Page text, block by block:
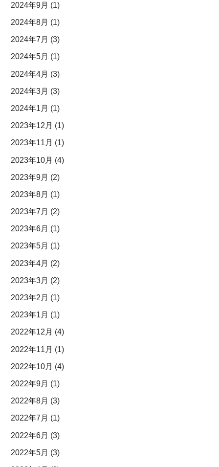
2024年9月 (1)
2024年8月 (1)
2024年7月 (3)
2024年5月 (1)
2024年4月 (3)
2024年3月 (3)
2024年1月 (1)
2023年12月 (1)
2023年11月 (1)
2023年10月 (4)
2023年9月 (2)
2023年8月 (1)
2023年7月 (2)
2023年6月 (1)
2023年5月 (1)
2023年4月 (2)
2023年3月 (2)
2023年2月 (1)
2023年1月 (1)
2022年12月 (4)
2022年11月 (1)
2022年10月 (4)
2022年9月 (1)
2022年8月 (3)
2022年7月 (1)
2022年6月 (3)
2022年5月 (3)